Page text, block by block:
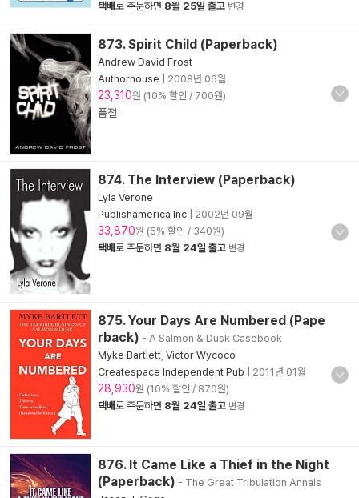
택배로 주문하면 8월 25일 출고 변경
873. Spirit Child (Paperback)
Andrew David Frost
Authorhouse
2008년 06월
23,310원 (10% 할인 / 700원)
품절
874. The Interview (Paperback)
Lyla Verone
Publishamerica Inc
2002년 09월
33,870원 (5% 할인 / 340원)
택배로 주문하면 8월 24일 출고 변경
875. Your Days Are Numbered (Pape
rback) - A Salmon & Dusk Casebook
Myke Bartlett Victor Wycoco
Createspace Independent Pub
2011년 01월
28,930원 (10% 할인 / 870원)
택배로 주문하면 8월 24일 출고 변경
876. It Came Like a Thief in the Night
(Paperback) - The Great Tribulation Annals